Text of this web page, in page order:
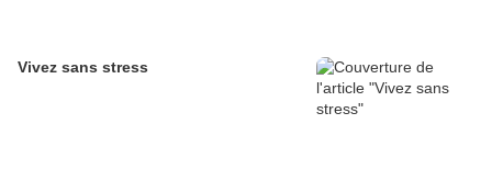
Vivez sans stress